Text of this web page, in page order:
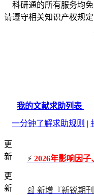
A Simple
Parameterand
Interfacial
科研通的所有服务均
请遵守相关知识产权规
我的文献求助列表
一分钟了解求助规则 |
更
新
⚡ 2026年影响因子
更
新
📰 新增『新锐期刊